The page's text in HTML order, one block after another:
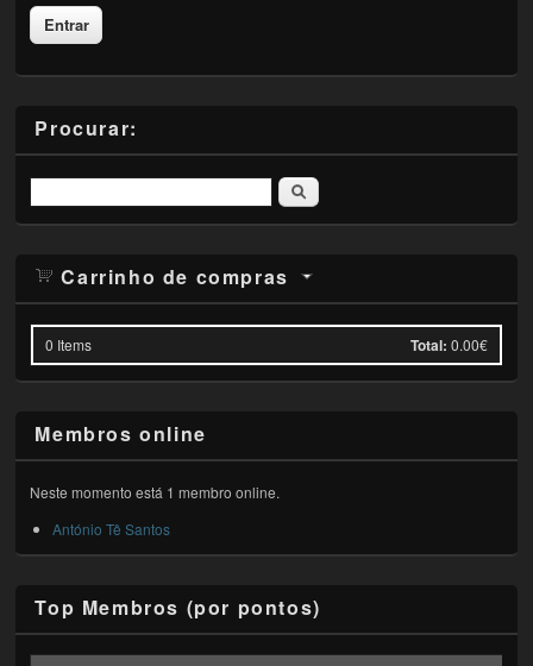
Procurar:
Pesquisar
Carrinho de compras
0 Items Total: 0.00€
Membros online
Neste momento está 1 membro online.
António Tê Santos
Top Membros (por pontos)